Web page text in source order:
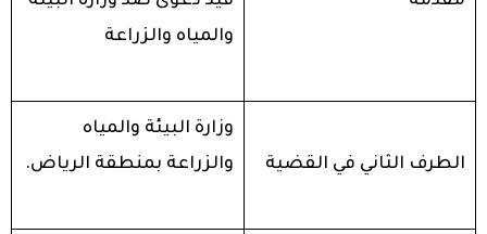
والمياه والزراعة
الطرف الثاني في القضية
وزارة البيئة والمياه
والزراعة بمنطقة الرياض.